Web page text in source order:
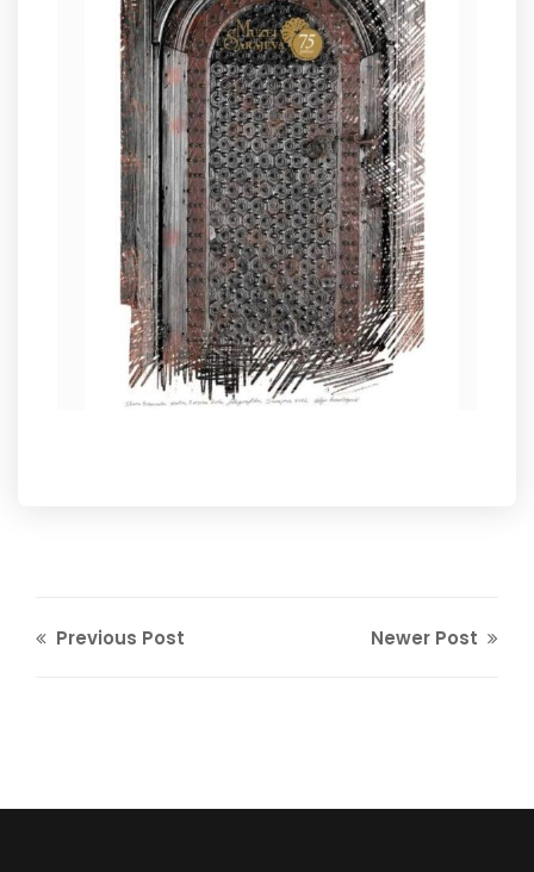
Previous Post Newer Post